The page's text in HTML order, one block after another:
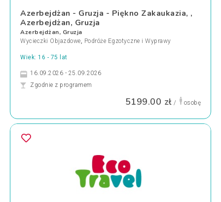
Azerbejdżan - Gruzja - Piękno Zakaukazia, ,
Azerbejdżan, Gruzja
Azerbejdżan, Gruzja
Wycieczki Objazdowe, Podróże Egzotyczne i Wyprawy
Wiek: 16 - 75 lat
16.09.2026 - 25.09.2026
Zgodnie z programem
5199.00 zł / osobę